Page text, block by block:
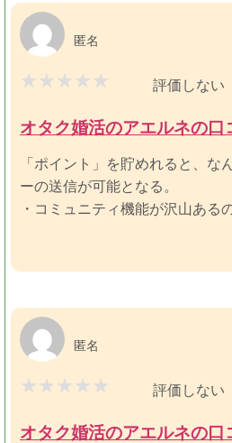
匿名
評価しない
オタク婚活のアエルネの口
「ポイント」を貯めれると、な
ーの送信が可能となる。
・コミュニティ機能が沢山ある
匿名
評価しない
オタク婚活のアエルネの口